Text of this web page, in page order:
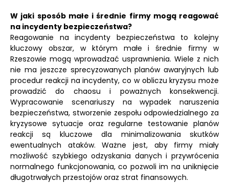
W jaki sposób małe i średnie firmy mogą reagować
na incydenty bezpieczeństwa?
Reagowanie na incydenty bezpieczeństwa to kolejny
kluczowy obszar, w którym małe i średnie firmy w
Rzeszowie mogą wprowadzać usprawnienia. Wiele z nich
nie ma jeszcze sprecyzowanych planów awaryjnych lub
procedur reakcji na incydenty, co w obliczu kryzysu może
prowadzić do chaosu i poważnych konsekwencji.
Wypracowanie scenariuszy na wypadek naruszenia
bezpieczeństwa, stworzenie zespołu odpowiedzialnego za
kryzysowe sytuacje oraz regularne testowanie planów
reakcji są kluczowe dla minimalizowania skutków
ewentualnych ataków. Ważne jest, aby firmy miały
możliwość szybkiego odzyskania danych i przywrócenia
normalnego funkcjonowania, co pozwoli im na uniknięcie
długotrwałych przestojów oraz strat finansowych.